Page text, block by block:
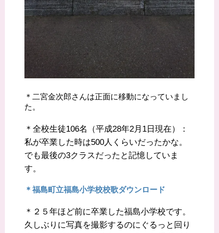
＊二宮金次郎さんは正面に移動になっていまし
た。
＊全校生徒106名（平成28年2月1日現在）：
私が卒業した時は500人くらいだったかな。
でも最後の3クラスだったと記憶していま
す。
＊福島町立福島小学校校歌ダウンロード
＊２５年ほど前に卒業した福島小学校です。
久しぶりに写真を撮影するのにぐるっと回り